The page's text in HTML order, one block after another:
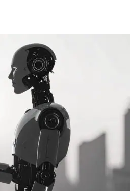
カスタマーサクセ
ス
？浪
最適